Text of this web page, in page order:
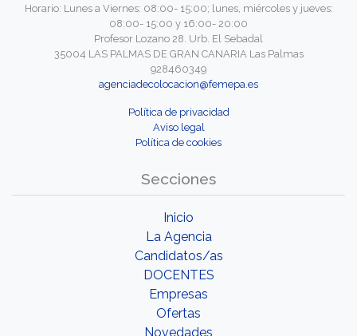
Horario: Lunes a Viernes: 08:00- 15:00; lunes, miércoles y jueves:
08:00- 15:00 y 16:00- 20:00
Profesor Lozano 28. Urb. El Sebadal
35004 LAS PALMAS DE GRAN CANARIA Las Palmas
928460349
agenciadecolocacion@femepa.es
Política de privacidad
Aviso legal
Política de cookies
Secciones
Inicio
La Agencia
Candidatos/as
DOCENTES
Empresas
Ofertas
Novedades